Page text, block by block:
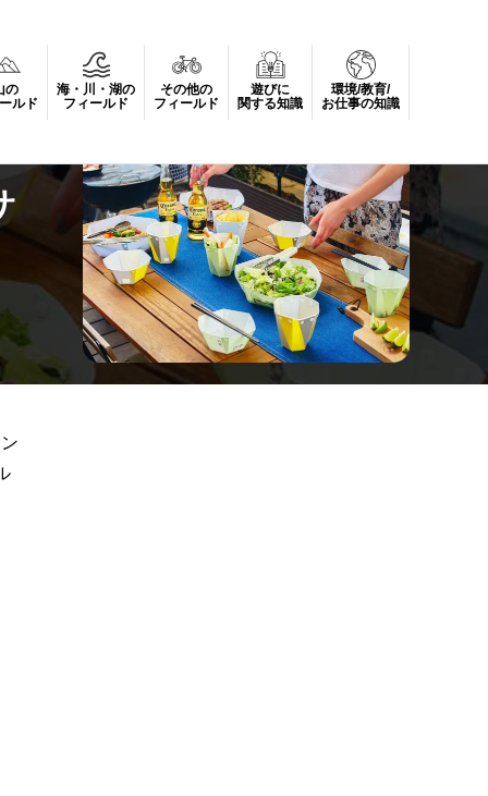
の
ルド
海・川・湖の
フィールド
その他の
フィールド
遊びに
関する知識
環境/教育/
お仕事の知識